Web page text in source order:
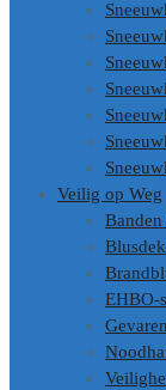
Veilig op Weg
Banden
EHBO-